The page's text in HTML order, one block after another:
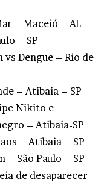
– Maceió – AL
– SP
vs Dengue – Rio de
– Atibaia – SP
Nikito e
– Atibaia-SP
– Atibaia – SP
São Paulo – SP
de desaparecer